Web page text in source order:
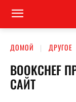
ДОМОЙ ДРУГОЕ
BOOKCHEF
САЙТ